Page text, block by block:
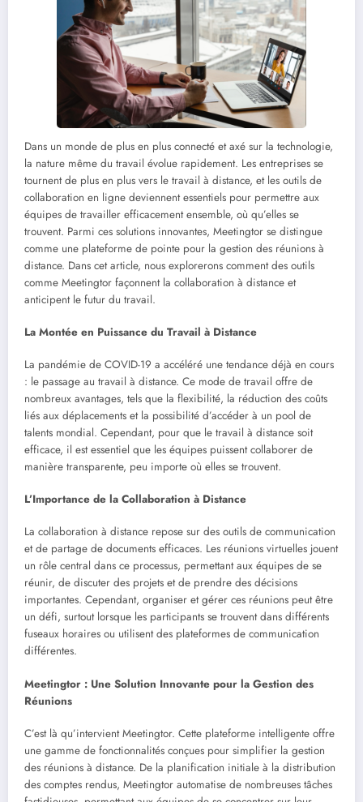
Dans un monde de plus en plus connecté et axé sur la technologie,
la nature même du travail évolue rapidement. Les entreprises se
tournent de plus en plus vers le travail à distance, et les outils de
collaboration en ligne deviennent essentiels pour permettre aux
équipes de travailler efficacement ensemble, où qu’elles se
trouvent. Parmi ces solutions innovantes, Meetingtor se distingue
comme une plateforme de pointe pour la gestion des réunions à
distance. Dans cet article, nous explorerons comment des outils
comme Meetingtor façonnent la collaboration à distance et
anticipent le futur du travail.
La Montée en Puissance du Travail à Distance
La pandémie de COVID-19 a accéléré une tendance déjà en cours
: le passage au travail à distance. Ce mode de travail offre de
nombreux avantages, tels que la flexibilité, la réduction des coûts
liés aux déplacements et la possibilité d’accéder à un pool de
talents mondial. Cependant, pour que le travail à distance soit
efficace, il est essentiel que les équipes puissent collaborer de
manière transparente, peu importe où elles se trouvent.
L’Importance de la Collaboration à Distance
La collaboration à distance repose sur des outils de communication
et de partage de documents efficaces. Les réunions virtuelles jouent
un rôle central dans ce processus, permettant aux équipes de se
réunir, de discuter des projets et de prendre des décisions
importantes. Cependant, organiser et gérer ces réunions peut être
un défi, surtout lorsque les participants se trouvent dans différents
fuseaux horaires ou utilisent des plateformes de communication
différentes.
Meetingtor : Une Solution Innovante pour la Gestion des
Réunions
C’est là qu’intervient Meetingtor. Cette plateforme intelligente offre
une gamme de fonctionnalités conçues pour simplifier la gestion
des réunions à distance. De la planification initiale à la distribution
des comptes rendus, Meetingtor automatise de nombreuses tâches